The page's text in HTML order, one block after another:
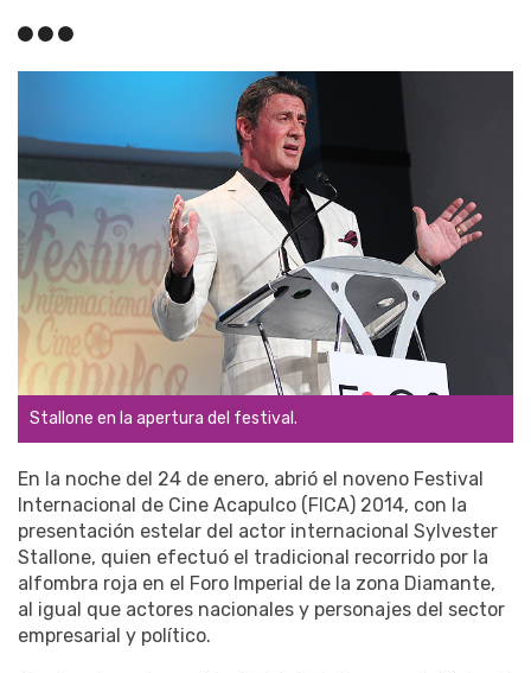
Stallone en la apertura del festival.
En la noche del 24 de enero, abrió el noveno Festival
Internacional de Cine Acapulco (FICA) 2014, con la
presentación estelar del actor internacional Sylvester
Stallone, quien efectuó el tradicional recorrido por la
alfombra roja en el Foro Imperial de la zona Diamante,
al igual que actores nacionales y personajes del sector
empresarial y político.